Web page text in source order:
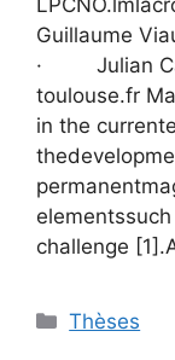
Guillaume
· Julian
toulouse.fr
in the
challenge
Thèses